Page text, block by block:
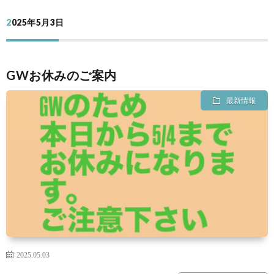
つ
拶
新
試
2025年5月3日
GWお休みのご案内
最新情報
2025.05.03